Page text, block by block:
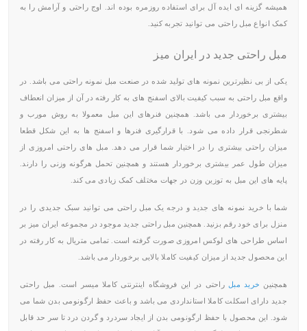
همیشه گزینه ای ایده آل برای استفاده روزمره بوده اند. اوج راحتی و آرامش را به
کمک انواع مبل راحتی می توانید تجربه کنید.
مبل راحتی جدید در ایران میز
یکی از بی نظیرترین نمونه های تولید شده در صنعت مبل نمونه راحتی می باشد. در
واقع مبل راحتی به سبب کیفیت بالای اسفنج های به کار رفته در آن از میزان انعطاف
بیشتری برخوردار می باشد. همچنین فنرهای این مبل معمولا به روش مورب و
شطرنجی قرار داده می شود. با قرارگیری فنرها و اسفنج ها به این شکل قطعا
میزان راحتی بیشتری را در اختیار شما قرار می دهد. مبل های راحتی امروزی از
میزان طول عمر بیشتری برخوردار هستند و همچنین تحمل هرگونه وزنی را دارند.
پایه های این مبل به توزین وزن در جهات مختلف کمک زیادی می کند.
شما با خرید نمونه های جدید و درجه یک مبل راحتی می توانید سبک جدیدی را در
منزل برای خود رقم بزنید. همچنین مبل راحتی جدید موجود در مجموعه ایران میز بر
اساس طراحی های لوکس امروزی صورت گرفته است. تمامی متریال به کار رفته در
این محصول جدید از میزان کیفیت کاملا بالایی برخوردار می باشد.
همچنین خرید مبل راحتی در این فروشگاه اینترنتی کاملا میسر است. مبل راحتی
جدید دارای اسکلت کاملا استانداردی می باشد و باعث حفظ ارگونومی بدن شما می
شود. این محصول با حفظ ارگونومی بدن از ایجاد سردرد و گردن درد تا سر حد قابل